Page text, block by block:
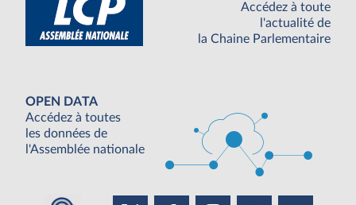
Accédez à toute
l'actualité de
la Chaine Parlementaire
OPEN DATA
Accédez à toutes
les données de
l'Assemblée nationale